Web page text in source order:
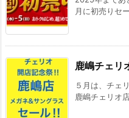
月に初売りセ
鹿嶋チェリ
５月は、チェ
鹿嶋チェリオ